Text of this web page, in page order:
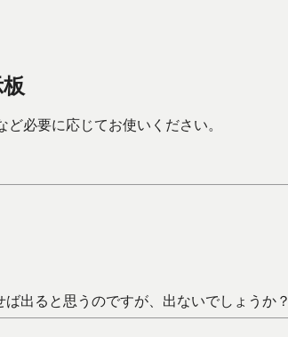
必要に応じてお使いください。
出ると思うのですが、出ないでしょうか？